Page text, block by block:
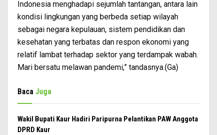
Indonesia menghadapi sejumlah tantangan, antara lain
kondisi lingkungan yang berbeda setiap wilayah
sebagai negara kepulauan, sistem pendidikan dan
kesehatan yang terbatas dan respon ekonomi yang
relatif lambat terhadap sektor yang terdampak wabah.
Mari bersatu melawan pandemi,” tandasnya.(Ga)
Baca Juga
Wakil Bupati Kaur Hadiri Paripurna Pelantikan PAW Anggota
DPRD Kaur